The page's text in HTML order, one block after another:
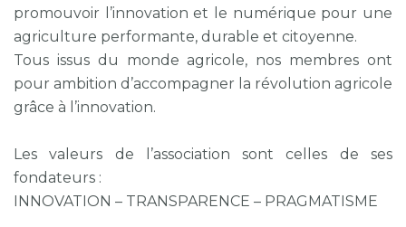
promouvoir l’innovation et le numérique pour une
agriculture performante, durable et citoyenne.
Tous issus du monde agricole, nos membres ont
pour ambition d’accompagner la révolution agricole
grâce à l’innovation.
Les valeurs de l’association sont celles de ses
fondateurs :
INNOVATION – TRANSPARENCE – PRAGMATISME